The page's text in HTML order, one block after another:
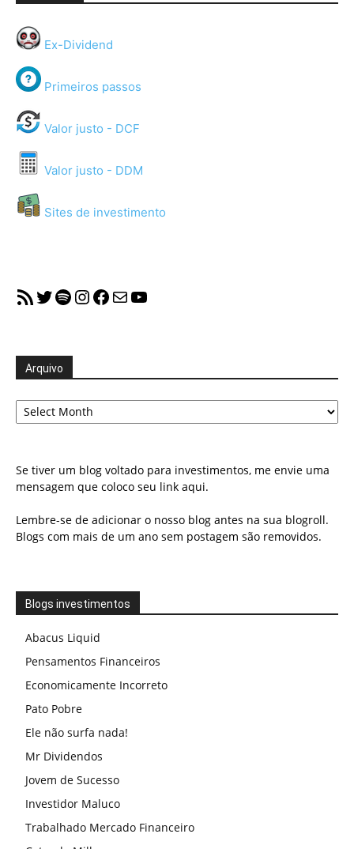
Ex-Dividend
Primeiros passos
Valor justo - DCF
Valor justo - DDM
Sites de investimento
RSS FeedTwitter
Spotify
Instagram
Facebook
MailYouTube
Arquivo
Arquivo
Se tiver um blog voltado para investimentos, me envie uma
mensagem que coloco seu link aqui.
Lembre-se de adicionar o nosso blog antes na sua blogroll.
Blogs com mais de um ano sem postagem são removidos.
Blogs investimentos
Abacus Liquid
Pensamentos Financeiros
Economicamente Incorreto
Pato Pobre
Ele não surfa nada!
Mr Dividendos
Jovem de Sucesso
Investidor Maluco
Trabalhado Mercado Financeiro